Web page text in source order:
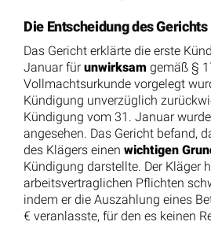
Die Entscheidung des Gerichts
Das Gericht erklärte die erste
Januar für unwirksam gemäß §
Vollmachtsurkunde vorgelegt
Kündigung unverzüglich
Kündigung vom 31. Januar
angesehen. Das Gericht befand,
des Klägers einen wichtigen
Kündigung darstellte. Der Kläger
arbeitsvertraglichen Pflichten
indem er die Auszahlung eines
€ veranlasste, für den es keinen